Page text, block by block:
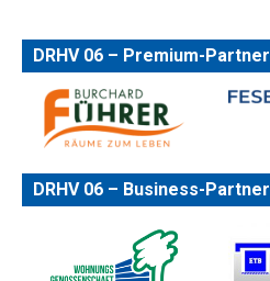
DRHV 06 – Premium-Partner
DRHV 06 – Business-Partner